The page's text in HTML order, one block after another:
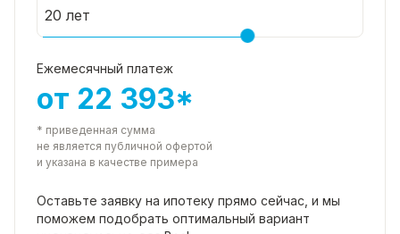
Ежемесячный платеж
от 22 393*
* приведенная сумма
не является публичной офертой
и указана в качестве примера
Оставьте заявку на ипотеку прямо сейчас, и мы
поможем подобрать оптимальный вариант